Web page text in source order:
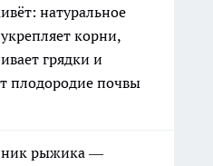
натуральное
корни,
грядки и
плодородие почвы
рыжика —